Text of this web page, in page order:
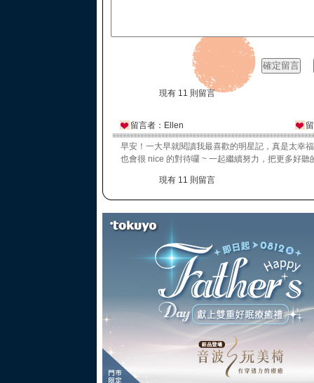
現有 11 則留言
留言者：Ellen
早安！一大早就閱讀我最喜歡的明星記，真是太幸
也會很 nice 的對待囉 ~ 一起繼續努力，把更多好
現有 11 則留言